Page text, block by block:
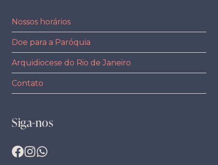
Nossos horários
Doe para a Paróquia
Arquidiocese do Rio de Janeiro
Contato
Siga-nos